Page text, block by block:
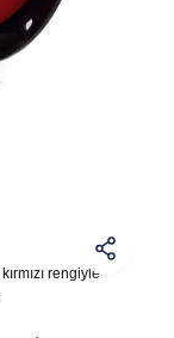
rengiyle